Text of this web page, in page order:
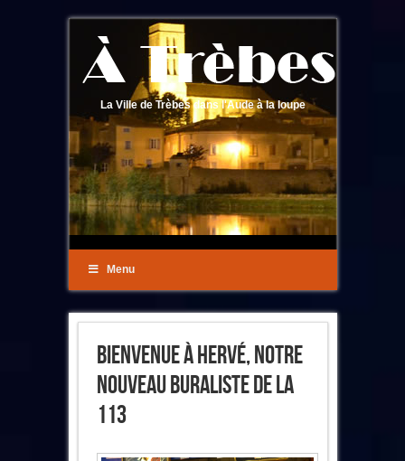
La Ville de Trèbes dans l'Aude à la loupe
Menu
Bienvenue À Hervé, Notre
Nouveau Buraliste De La
113